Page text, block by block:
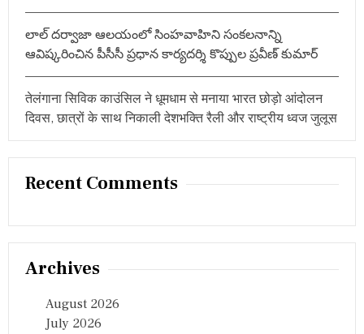
లాల్ దర్వాజా ఆలయంలో సింహవాహిని సంకలనాన్ని
ఆవిష్కరించిన పీసీసీ ప్రధాన కార్యదర్శి కొప్పుల ప్రవీణ్ కుమార్
तेलंगाना सिविक काउंसिल ने धूमधाम से मनाया भारत छोड़ो आंदोलन
दिवस, छात्रों के साथ निकाली देशभक्ति रैली और राष्ट्रीय ध्वज जुलूस
Recent Comments
Archives
August 2026
July 2026